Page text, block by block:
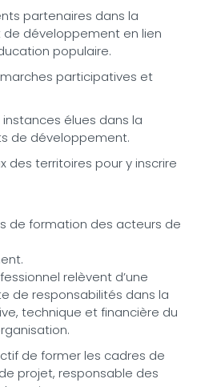
partenaires dans la
de développement en lien
populaire.
participatives et
élues dans la
de développement.
territoires pour y inscrire
formation des acteurs de
relèvent d’une
de responsabilités dans la
technique et financière du
de former les cadres de
projet, responsable des